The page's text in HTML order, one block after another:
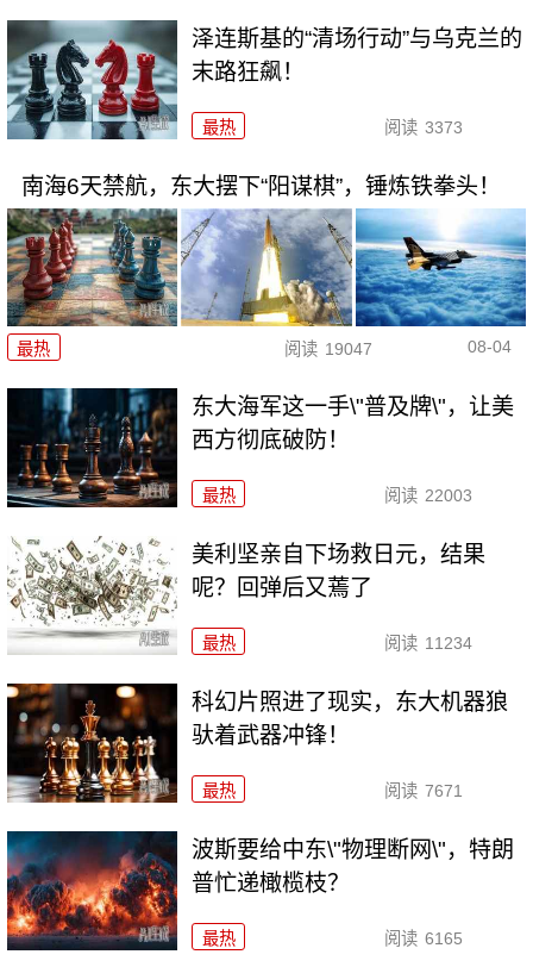
泽连斯基的“清场行动”与乌克兰的
末路狂飙！
最热 阅读 3373
南海6天禁航，东大摆下“阳谋棋”，锤炼铁拳头！
最热 阅读 19047 08-04
东大海军这一手\"普及牌\"，让美
西方彻底破防！
最热 阅读 22003
美利坚亲自下场救日元，结果
呢？回弹后又蔫了
最热 阅读 11234
科幻片照进了现实，东大机器狼
驮着武器冲锋！
最热 阅读 7671
波斯要给中东\"物理断网\"，特朗
普忙递橄榄枝？
最热 阅读 6165